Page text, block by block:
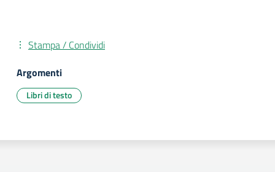
Stampa / Condividi
Argomenti
Libri di testo